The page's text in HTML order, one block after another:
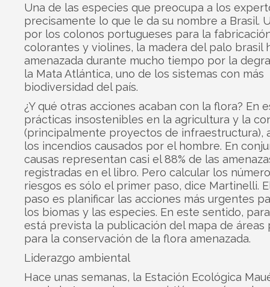
Una de las especies que preocupa a los
precisamente lo que le da su nombre a Brasil.
por los colonos portugueses para la
colorantes y violines, la madera del palo brasil
amenazada durante mucho tiempo por la
la Mata Atlántica, uno de los sistemas con más
biodiversidad del país.
¿Y qué otras acciones acaban con la flora? En
prácticas insostenibles en la agricultura y la
(principalmente proyectos de infraestructura),
los incendios causados por el hombre. En
causas representan casi el 88% de las
registradas en el libro. Pero calcular los
riesgos es sólo el primer paso, dice Martinelli.
paso es planificar las acciones más urgentes
los biomas y las especies. En este sentido,
está prevista la publicación del mapa de áreas
para la conservación de la flora amenazada.
Liderazgo ambiental
Hace unas semanas, la Estación Ecológica